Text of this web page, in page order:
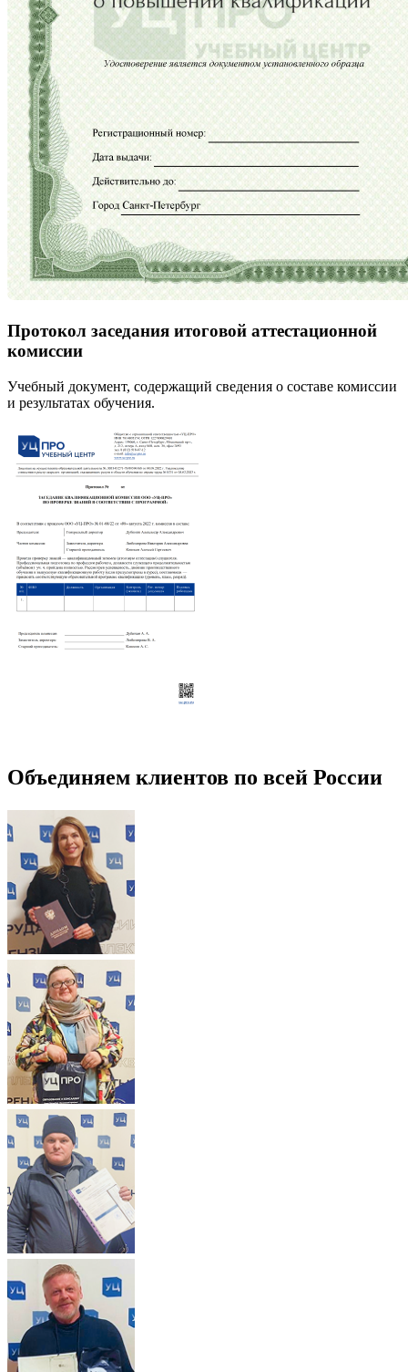
Протокол заседания итоговой аттестационной
комиссии
Учебный документ, содержащий сведения о составе комиссии
и результатах обучения.
Объединяем клиентов по всей России